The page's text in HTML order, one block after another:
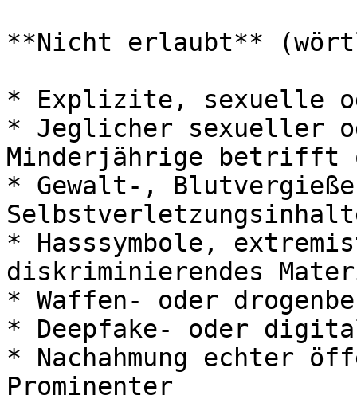
**Nicht erlaubt**
* Explizite, sexuelle
* Jeglicher sexueller
Minderjährige betrifft
* Gewalt-,
* Hasssymbole,
diskriminierendes
* Waffen- oder
* Deepfake- oder
* Nachahmung echter
Prominenter